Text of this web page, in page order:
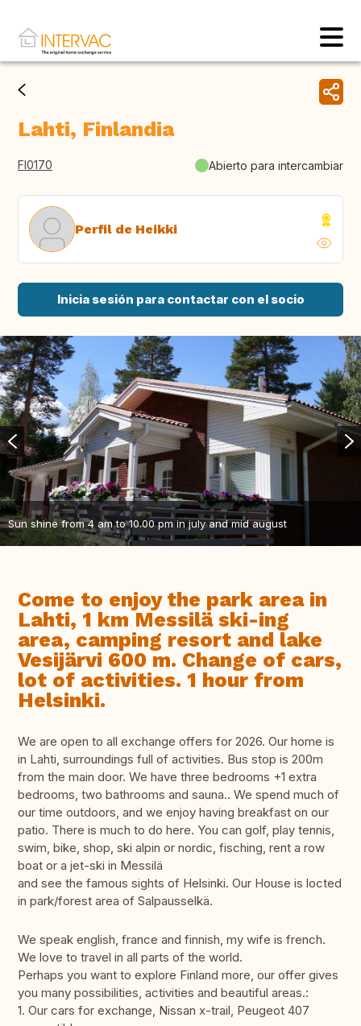
Lahti, Finlandia
FI0170 Abierto para intercambiar
Perfil de Heikki
Inicia sesión para contactar con el socio
Sun shine from 4 am to 10.00 pm in july and mid august
Come to enjoy the park area in
Lahti, 1 km Messilä ski-ing
area, camping resort and lake
Vesijärvi 600 m. Change of cars,
lot of activities. 1 hour from
Helsinki.
We are open to all exchange offers for 2026. Our home is
in Lahti, surroundings full of activities. Bus stop is 200m
from the main door. We have three bedrooms +1 extra
bedrooms, two bathrooms and sauna.. We spend much of
our time outdoors, and we enjoy having breakfast on our
patio. There is much to do here. You can golf, play tennis,
swim, bike, shop, ski alpin or nordic, fisching, rent a row
boat or a jet-ski in Messilä
and see the famous sights of Helsinki. Our House is locted
in park/forest area of Salpausselkä.
We speak english, france and finnish, my wife is french.
We love to travel in all parts of the world.
Perhaps you want to explore Finland more, our offer gives
you many possibilities, activities and beautiful areas.:
1. Our cars for exchange, Nissan x-trail, Peugeot 407